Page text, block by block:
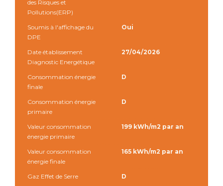
des Risques et
Pollutions(ERP)
Soumis à l'affichage du
DPE
Oui
Date établissement
Diagnostic Energétique
27/04/2026
Consommation énergie
finale
D
Consommation énergie
primaire
D
Valeur consommation
énergie primaire
199 kWh/m2 par an
Valeur consommation
énergie finale
165 kWh/m2 par an
Gaz Effet de Serre
D